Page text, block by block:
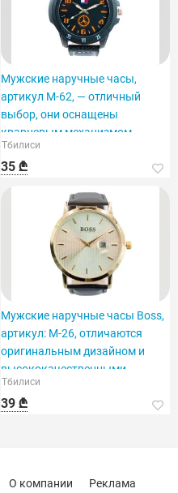
Мужские наручные часы,
артикул M-62, — отличный
выбор, они оснащены
кварцевым механизмом.
Тбилиси
35 ₾
Мужские наручные часы Boss,
артикул: M-26, отличаются
оригинальным дизайном и
высококачественными
материалами.
Тбилиси
39 ₾
О компании Реклама